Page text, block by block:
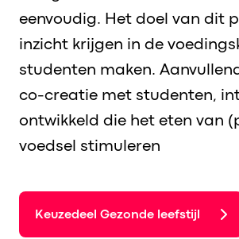
eenvoudig. Het doel van dit
inzicht krijgen in de
studenten maken.
co-creatie met studenten,
ontwikkeld die het eten van
voedsel stimuleren
Keuzedeel Gezonde leefstijl